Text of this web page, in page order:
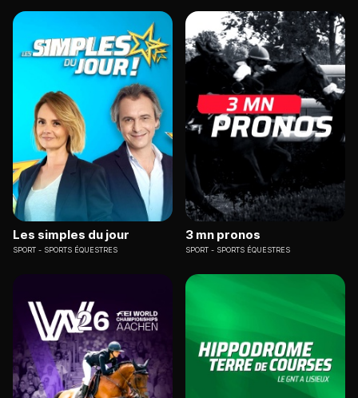
Les simples du jour
SPORT SPORTS ÉQUESTRES
3 mn pronos
SPORT SPORTS ÉQUESTRES